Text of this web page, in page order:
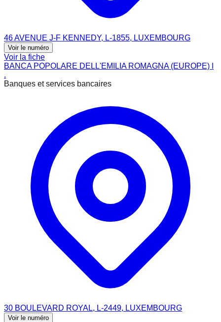
46 AVENUE J-F KENNEDY, L-1855, LUXEMBOURG
Voir le numéro
Voir la fiche
BANCA POPOLARE DELL'EMILIA ROMAGNA (EUROPE) I
.
Banques et services bancaires
30 BOULEVARD ROYAL, L-2449, LUXEMBOURG
Voir le numéro